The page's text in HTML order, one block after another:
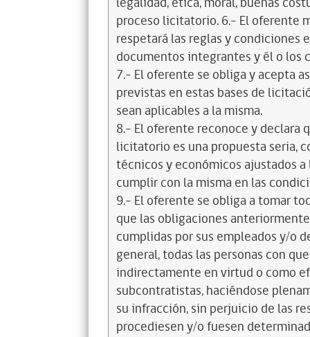
proceso licitatorio. 6.- El oferente
respetará las reglas y condiciones
documentos integrantes y él o los
7.- El oferente se obliga y acepta
previstas en estas bases de
sean aplicables a la misma.
8.- El oferente reconoce y declara
licitatorio es una propuesta seria,
técnicos y económicos ajustados
cumplir con la misma en las
9.- El oferente se obliga a tomar
que las obligaciones
cumplidas por sus empleados y/o
general, todas las personas con
indirectamente en virtud o como
subcontratistas, haciéndose
su infracción, sin perjuicio de las
procediesen y/o fuesen